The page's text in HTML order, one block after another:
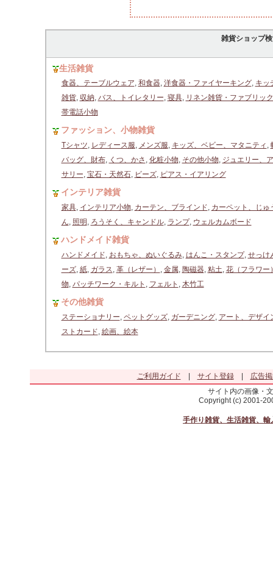
雑貨ショップ
生活雑貨
食器、テーブルウェア, 和食器, 洋食器・ファイヤーキング, キッ
雑貨, 収納, バス、トイレタリー, 寝具, リネン雑貨・ファブリック
帯電話小物
ファッション、小物雑貨
Tシャツ, レディース服, メンズ服, キッズ、ベビー、マタニティ ,
バッグ、財布, くつ、かさ , 化粧小物, その他小物, ジュエリー、
サリー, 宝石・天然石, ビーズ, ピアス・イアリング
インテリア雑貨
家具, インテリア小物, カーテン、ブラインド, カーペット、じゅ
ん, 照明 , ろうそく、キャンドル, ランプ, ウェルカムボード
ハンドメイド雑貨
ハンドメイド, おもちゃ、ぬいぐるみ, はんこ・スタンプ, せっけ
ーズ, 紙, ガラス, 革（レザー） , 金属, 陶磁器, 粘土, 花（フラワー
物, パッチワーク・キルト , フェルト , 木竹工
その他雑貨
ステーショナリー, ペットグッズ, ガーデニング, アート、デザイ
ストカード, 絵画、絵本
ご利用ガイド サイト登録|
広告
サイト内の画像・
Copyright (c) 2001-
手作り雑貨、生活雑貨、